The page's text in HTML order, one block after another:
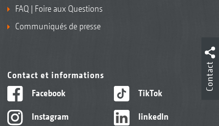
FAQ | Foire aux Questions
Communiqués de presse
Contact et informations
Facebook
Instagram
TikTok
linkedIn
Contact